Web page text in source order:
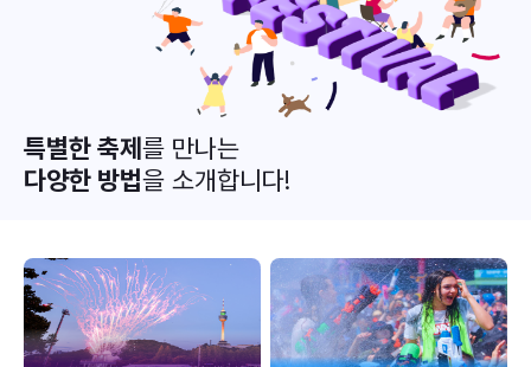
특별한 축제를 만나는
다양한 방법을 소개합니다!